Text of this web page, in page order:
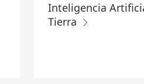
Inteligencia
Tierra